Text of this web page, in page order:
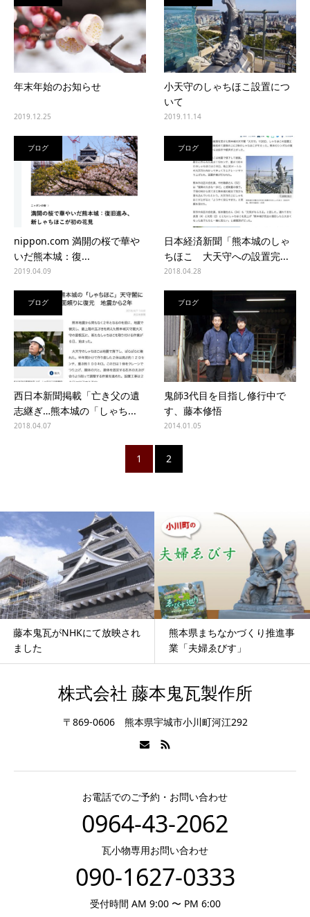
年末年始のお知らせ
2019.12.25
小天守のしゃちほこ設置につ
いて
2019.11.14
ブログ
nippon.com 満開の桜で華や
いだ熊本城：復...
2019.04.09
ブログ
日本経済新聞「熊本城のしゃ
ちほこ 大天守への設置完...
2018.04.28
ブログ
西日本新聞掲載「亡き父の遺
志継ぎ…熊本城の「しゃち...
2018.04.07
ブログ
鬼師3代目を目指し修行中で
す、藤本修悟
2014.01.05
1 2
藤本鬼瓦がNHKにて放映され
ました
熊本県まちなかづくり推進事
業「夫婦ゑびす」
株式会社 藤本鬼瓦製作所
〒869-0606 熊本県宇城市小川町河江292
お電話でのご予約・お問い合わせ
0964-43-2062
瓦小物専用お問い合わせ
090-1627-0333
受付時間 AM 9:00 〜 PM 6:00